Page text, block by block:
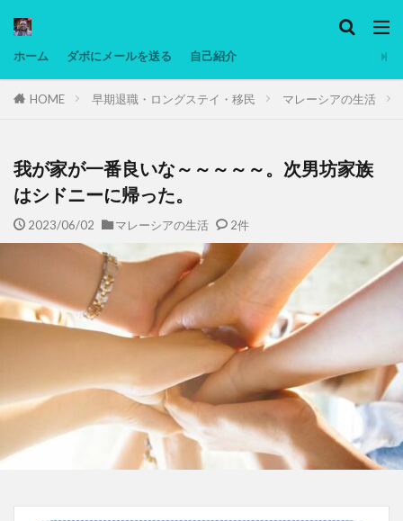
ホーム ダボにメールを送る 自己紹介
HOME 早期退職・ロングステイ・移民 マレーシアの生活
我が家が一番良いな～～～～～。次男坊家族
はシドニーに帰った。
2023/06/02 マレーシアの生活 2件
タグ
低温調理・スロークッカー
低糖質ダイエット
備忘録
日本人村社会